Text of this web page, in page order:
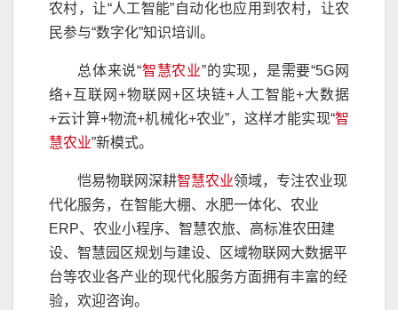
农村，让“人工智能”自动化也应用到农村，让农
民参与“数字化”知识培训。
总体来说“智慧农业”的实现，是需要“5G网
络+互联网+物联网+区块链+人工智能+大数据
+云计算+物流+机械化+农业”，这样才能实现“智
慧农业”新模式。
恺易物联网深耕智慧农业领域，专注农业现
代化服务，在智能大棚、水肥一体化、农业
ERP、农业小程序、智慧农旅、高标准农田建
设、智慧园区规划与建设、区域物联网大数据平
台等农业各产业的现代化服务方面拥有丰富的经
验，欢迎咨询。